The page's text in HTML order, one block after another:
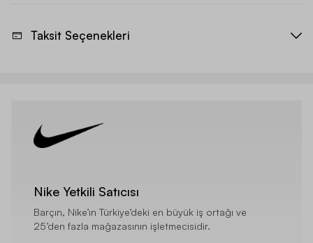
Taksit Seçenekleri
Nike Yetkili Satıcısı
Barçın, Nike’ın Türkiye’deki en büyük iş ortağı ve
25’den fazla mağazasının işletmecisidir.